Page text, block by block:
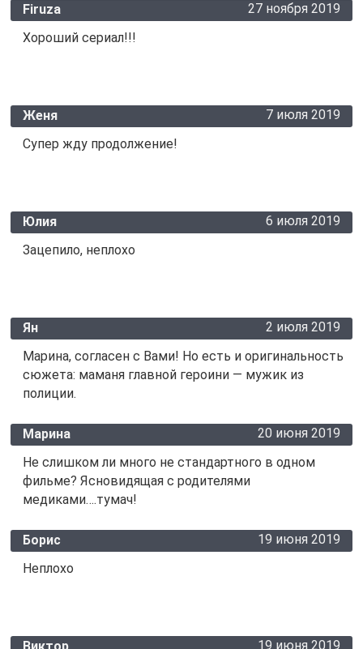
Firuza
27 ноября 2019
Хороший сериал!!!
Женя
7 июля 2019
Супер жду продолжение!
Юлия
6 июля 2019
Зацепило, неплохо
Ян
2 июля 2019
Марина, согласен с Вами! Но есть и оригинальность
сюжета: маманя главной героини — мужик из
полиции.
Марина
20 июня 2019
Не слишком ли много не стандартного в одном
фильме? Ясновидящая с родителями
медиками….тумач!
Борис
19 июня 2019
Неплохо
19 июня 2019